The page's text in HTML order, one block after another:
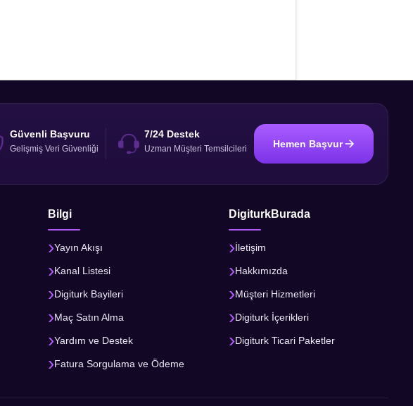
Güvenli Başvuru
Gelişmiş Veri Güvenliği
7/24 Destek
Uzman Müşteri Temsilcileri Hemen Başvur
Bilgi
Yayın Akışı
Kanal Listesi
Digiturk Bayileri
Maç Satın Alma
Yardım ve Destek
Fatura Sorgulama ve Ödeme
DigiturkBurada
İletişim
Hakkımızda
Müşteri Hizmetleri
Digiturk İçerikleri
Digiturk Ticari Paketler